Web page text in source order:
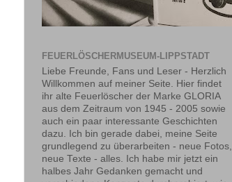
FEUERLÖSCHERMUSEUM-LIPPSTADT
Liebe Freunde, Fans und Leser - Herzlich
Willkommen auf meiner Seite. Hier findet
ihr alte Feuerlöscher der Marke GLORIA
aus dem Zeitraum von 1945 - 2005 sowie
auch ein paar interessante Geschichten
dazu. Ich bin gerade dabei, meine Seite
grundlegend zu überarbeiten - neue Fotos,
neue Texte - alles. Ich habe mir jetzt ein
halbes Jahr Gedanken gemacht und